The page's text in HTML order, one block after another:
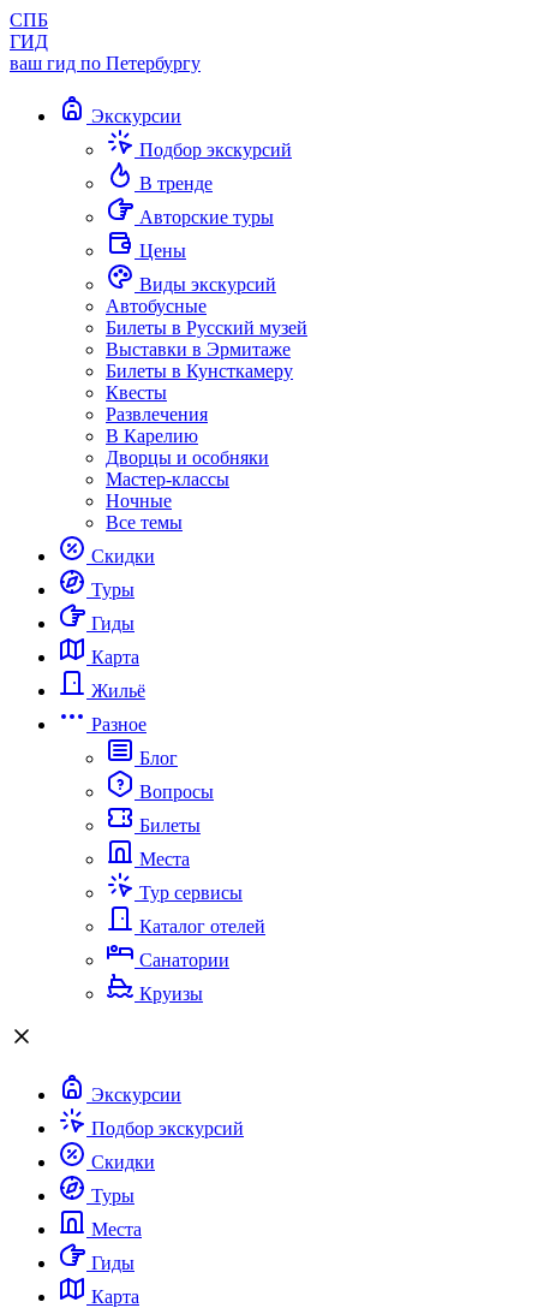
СПБ
ГИД
ваш гид по Петербургу
Экскурсии
Подбор экскурсий
В тренде
Авторские туры
Цены
Виды экскурсий
Автобусные
Билеты в Русский музей
Выставки в Эрмитаже
Билеты в Кунсткамеру
Квесты
Развлечения
В Карелию
Дворцы и особняки
Мастер-классы
Ночные
Все темы
Скидки
Туры
Гиды
Карта
Жильё
Разное
Блог
Вопросы
Билеты
Места
Тур сервисы
Каталог отелей
Санатории
Круизы
Экскурсии
Подбор экскурсий
Скидки
Туры
Места
Гиды
Карта